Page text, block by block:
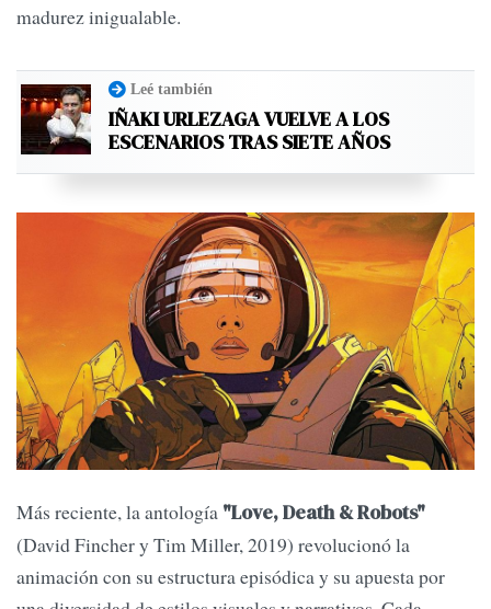
madurez inigualable.
Leé también
IÑAKI URLEZAGA VUELVE A LOS
ESCENARIOS TRAS SIETE AÑOS
Más reciente, la antología "Love, Death & Robots"
(David Fincher y Tim Miller, 2019) revolucionó la
animación con su estructura episódica y su apuesta por